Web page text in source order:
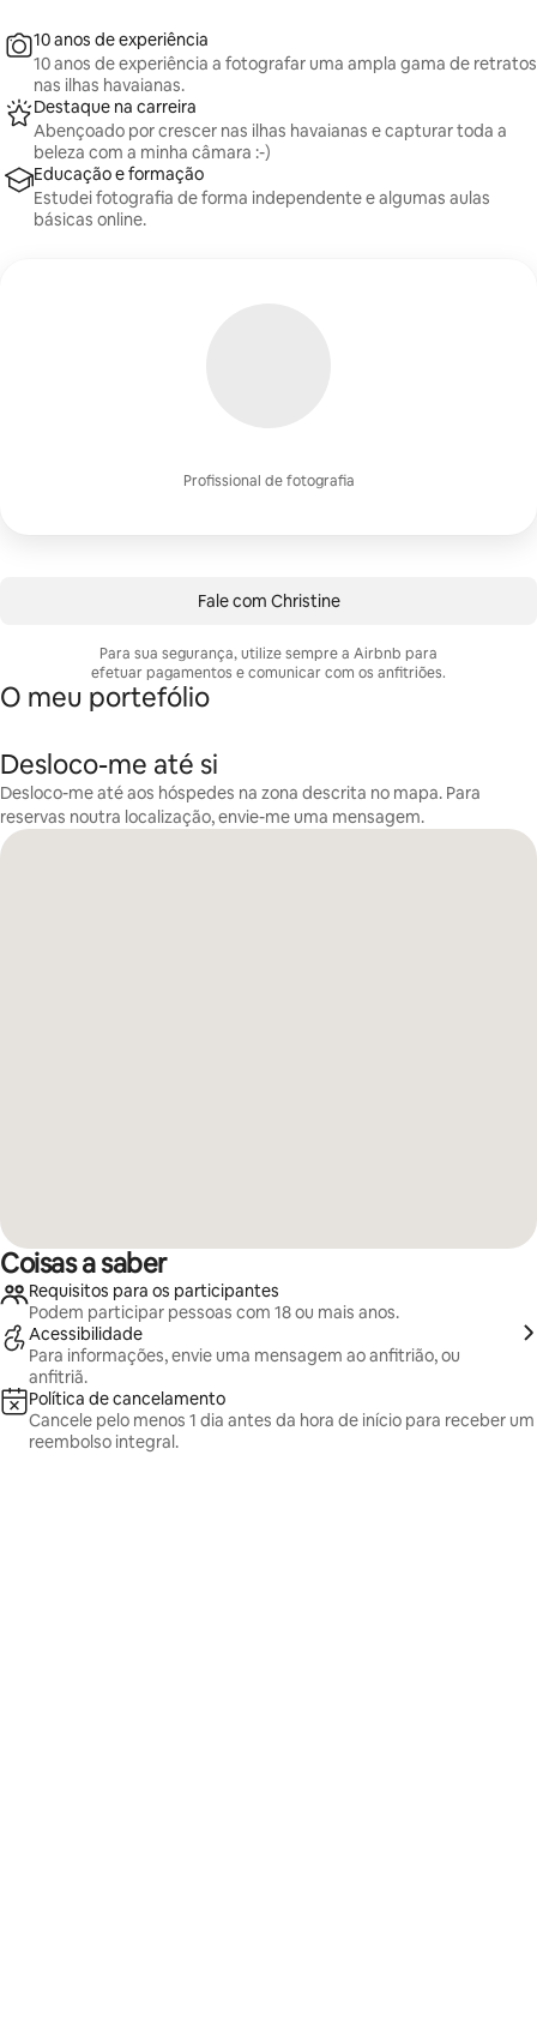
Profissional de fotografia
10 anos de experiência
10 anos de experiência a fotografar uma ampla gama de retratos
nas ilhas havaianas.
Destaque na carreira
Abençoado por crescer nas ilhas havaianas e capturar toda a
beleza com a minha câmara :-)
Educação e formação
Estudei fotografia de forma independente e algumas aulas
básicas online.
Fale com Christine
Para sua segurança, utilize sempre a Airbnb para
efetuar pagamentos e comunicar com os anfitriões.
O meu portefólio
Desloco-me até si
Desloco-me até aos hóspedes na zona descrita no mapa. Para
reservas noutra localização, envie-me uma mensagem.
Coisas a saber
Requisitos para os participantes
Podem participar pessoas com 18 ou mais anos.
Acessibilidade
Para informações, envie uma mensagem ao anfitrião, ou
anfitriã.
Política de cancelamento
Cancele pelo menos 1 dia antes da hora de início para receber um
reembolso integral.